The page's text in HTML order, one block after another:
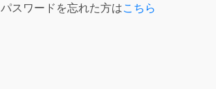
パスワードを忘れた方はこちら